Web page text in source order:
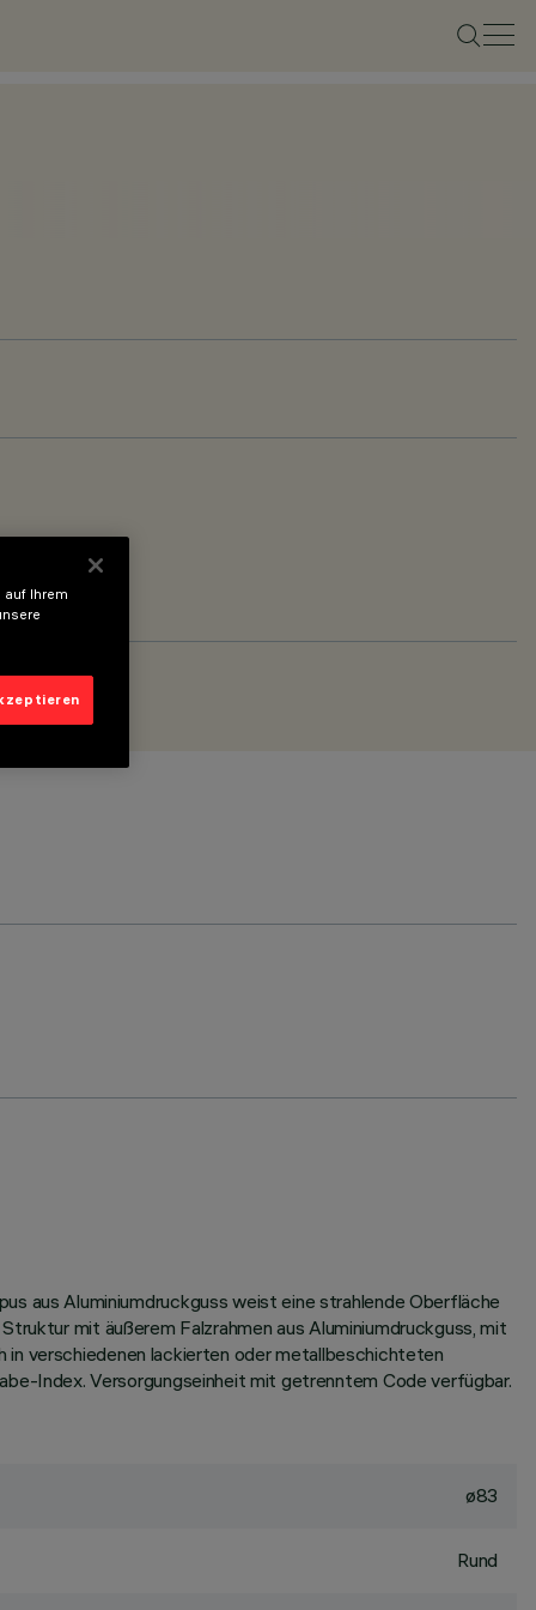
aus Aluminiumdruckguss weist eine strahlende Oberfläche
mit äußerem Falzrahmen aus Aluminiumdruckguss, mit
in verschiedenen lackierten oder metallbeschichteten
Index. Versorgungseinheit mit getrenntem Code verfügbar.
ø83
Rund
auf Ihrem